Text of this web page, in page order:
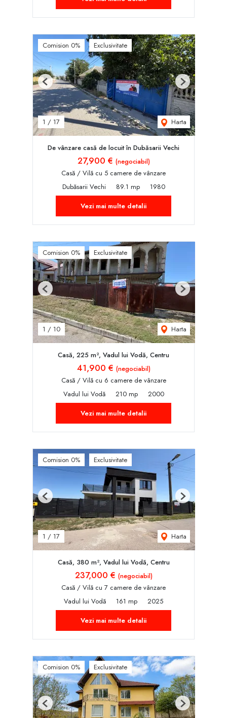
Comision 0% Exclusivitate
1 / 17 Harta
Previous Next
De vânzare casă de locuit în Dubăsarii Vechi
27,900 € (negociabil)
Casă / Vilă cu 5 camere de vânzare
Dubăsarii Vechi
89.1 mp
1980
Vezi mai multe detalii
Comision 0% Exclusivitate
1 / 10 Harta
Previous Next
Casă, 225 m², Vadul lui Vodă, Centru
41,900 € (negociabil)
Casă / Vilă cu 6 camere de vânzare
Vadul lui Vodă
210 mp
2000
Vezi mai multe detalii
Comision 0% Exclusivitate
1 / 17 Harta
Previous Next
Casă, 380 m², Vadul lui Vodă, Centru
237,000 € (negociabil)
Casă / Vilă cu 7 camere de vânzare
Vadul lui Vodă
161 mp
2025
Vezi mai multe detalii
Comision 0% Exclusivitate
Previous Next